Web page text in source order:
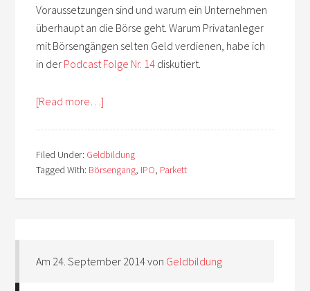
Voraussetzungen sind und warum ein Unternehmen
überhaupt an die Börse geht. Warum Privatanleger
mit Börsengängen selten Geld verdienen, habe ich
in der Podcast Folge Nr. 14 diskutiert.
[Read more…]
Filed Under: Geldbildung
Tagged With: Börsengang, IPO, Parkett
Am 24. September 2014von Geldbildung